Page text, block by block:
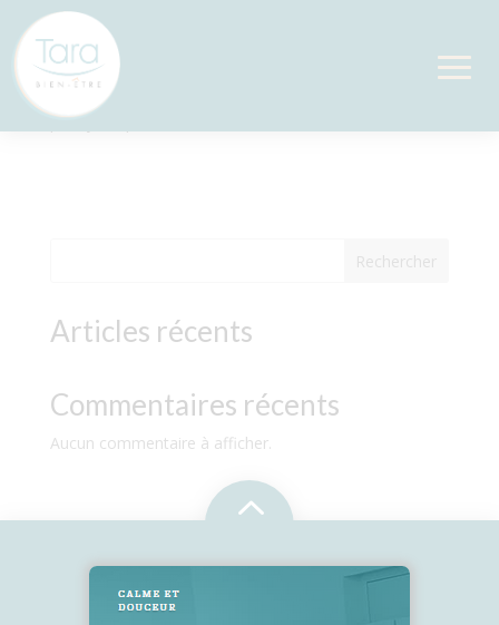
Signature
parSylvie
Rechercher
Articles récents
Commentaires récents
Aucun commentaire à afficher.
2